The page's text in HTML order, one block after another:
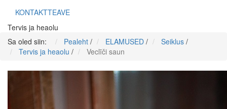
KONTAKTTEAVE
Tervis ja heaolu
Sa oled siin:
Pealeht / ELAMUSED / Seiklus /
Tervis ja heaolu / Veclīči saun